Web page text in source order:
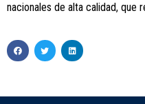
nacionales de alta calidad, que